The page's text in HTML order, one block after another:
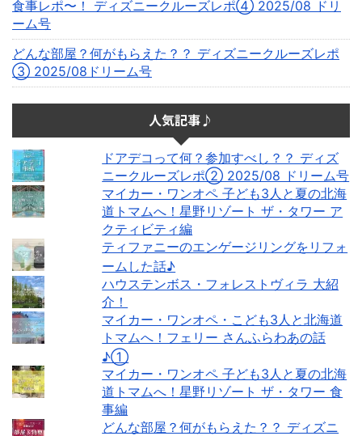
食事レポ〜！ ディズニークルーズレポ④ 2025/08 ドリ
ーム号
どんな部屋？何がもらえた？？ ディズニークルーズレポ
③ 2025/08ドリーム号
人気記事♪
ドアデコって何？参加すべし？？ ディズ
ニークルーズレポ② 2025/08 ドリーム号
マイカー・ワンオペ 子ども3人と夏の北海
道トマムへ！星野リゾート ザ・タワー ア
クティビティ編
ティファニーのエンゲージリングをリフォ
ームした話♪
ハウステンボス・フォレストヴィラ 大紹
介！
マイカー・ワンオペ・こども3人と北海道
トマムへ！フェリー さんふらわあの話
♪①
マイカー・ワンオペ 子ども3人と夏の北海
道トマムへ！星野リゾート ザ・タワー 食
事編
どんな部屋？何がもらえた？？ ディズニ